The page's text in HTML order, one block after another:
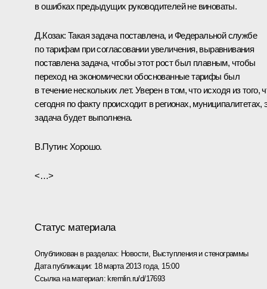
в ошибках предыдущих руководителей не виноваты.
Д.Козак: Такая задача поставлена, и Федеральной службе
по тарифам при согласовании увеличения, выравнивания
поставлена задача, чтобы этот рост был плавным, чтобы
переход на экономически обоснованные тарифы был
в течение нескольких лет. Уверен в том, что исходя из того,
сегодня по факту происходит в регионах, муниципалитетах,
задача будет выполнена.
В.Путин: Хорошо.
<…>
Статус материала
Опубликован в разделах: Новости, Выступления и стенограммы
Дата публикации: 18 марта 2013 года, 15:00
Ссылка на материал: kremlin.ru/d/17693